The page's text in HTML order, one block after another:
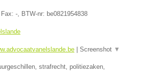
, Fax: - , BTW-nr: be0821954838
Screenshot ▼
strafrecht, politiezaken,